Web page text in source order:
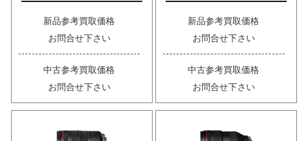
新品参考買取価格
お問合せ下さい
中古参考買取価格
お問合せ下さい
新品参考買取価格
お問合せ下さい
中古参考買取価格
お問合せ下さい